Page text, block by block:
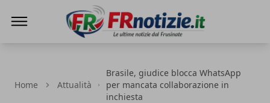
Home Attualità
Brasile, giudice blocca WhatsApp
per mancata collaborazione in
inchiesta